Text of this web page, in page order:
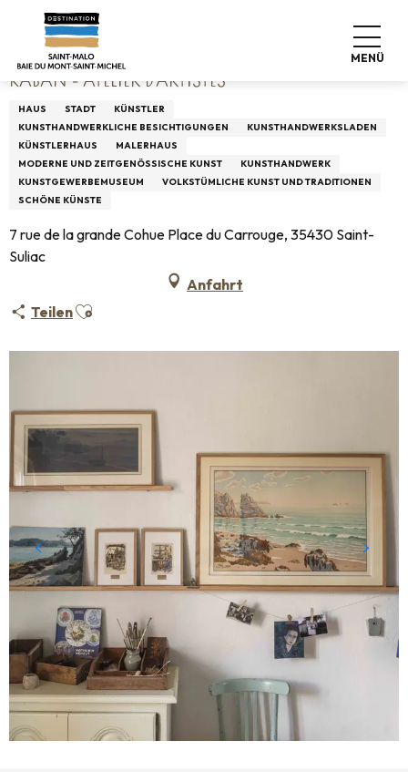
contenu
principal
MENÜ
Startseite
KABAÑ - ATELIER D'ARTISTES
HAUS STADT
KÜNSTLER
KUNSTHANDWERKLICHE BESICHTIGUNGEN
KUNSTHANDWERKSLADEN
KÜNSTLERHAUS
MALERHAUS
MODERNE UND ZEITGENÖSSISCHE KUNST
KUNSTHANDWERK
KUNSTGEWERBEMUSEUM
VOLKSTÜMLICHE KUNST UND TRADITIONEN
SCHÖNE KÜNSTE
7 rue de la grande Cohue Place du Carrouge, 35430 Saint-
Suliac
Anfahrt
TeilenAjouter aux favoris